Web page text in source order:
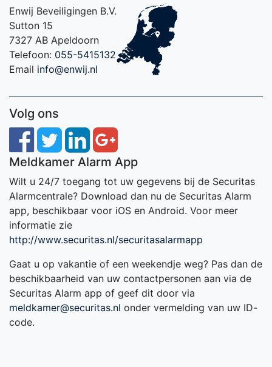
Enwij Beveiligingen B.V.
Sutton 15
7327 AB Apeldoorn
Telefoon: 055-5415132
Email info@enwij.nl
Volg ons
Meldkamer Alarm App
Wilt u 24/7 toegang tot uw gegevens bij de Securitas
Alarmcentrale? Download dan nu de Securitas Alarm
app, beschikbaar voor iOS en Android. Voor meer
informatie zie
http://www.securitas.nl/securitasalarmapp
Gaat u op vakantie of een weekendje weg? Pas dan de
beschikbaarheid van uw contactpersonen aan via de
Securitas Alarm app of geef dit door via
meldkamer@securitas.nl onder vermelding van uw ID-
code.